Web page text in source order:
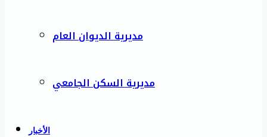
مديرية الديوان العام
مديرية السكن الجامعي
الأخبار